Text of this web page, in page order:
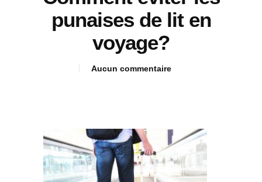
punaises de lit en
voyage?
Aucun commentaire